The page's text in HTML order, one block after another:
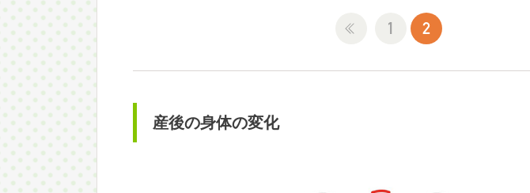
1 2
産後の身体の変化